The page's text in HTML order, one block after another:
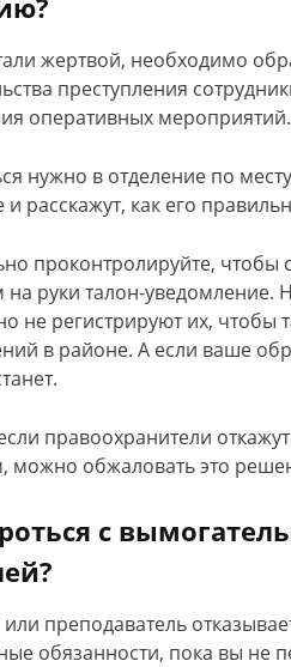
жертвой, необходимо
преступления
оперативных мероприятий.
нужно в отделение по
и расскажут, как его
проконтролируйте,
на руки талон-
не регистрируют их, чтобы
в районе. А если ваше
правоохранители
можно обжаловать это
с
или преподаватель
обязанности, пока вы не